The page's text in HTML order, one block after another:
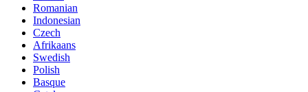
Romanian
Indonesian
Czech
Afrikaans
Swedish
Polish
Basque